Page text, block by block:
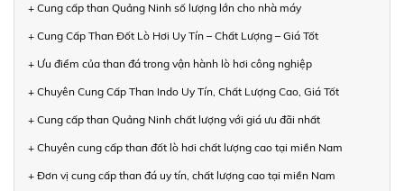
+ Cung cấp than Quảng Ninh số lượng lớn cho nhà máy
+ Cung Cấp Than Đốt Lò Hơi Uy Tín – Chất Lượng – Giá Tốt
+ Ưu điểm của than đá trong vận hành lò hơi công nghiệp
+ Chuyên Cung Cấp Than Indo Uy Tín, Chất Lượng Cao, Giá Tốt
+ Cung cấp than Quảng Ninh chất lượng với giá ưu đãi nhất
+ Chuyên cung cấp than đốt lò hơi chất lượng cao tại miền Nam
+ Đơn vị cung cấp than đá uy tín, chất lượng cao tại miền Nam